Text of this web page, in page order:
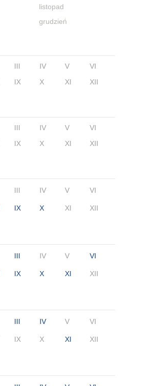
listopad
grudzień
III IV V
VI
IX X XI XII
III IV V
VI
IX X XI XII
III IV V VI
IX X XI XII
III IV V VI
IX X XI XII
III IV V VI
IX X XI XII